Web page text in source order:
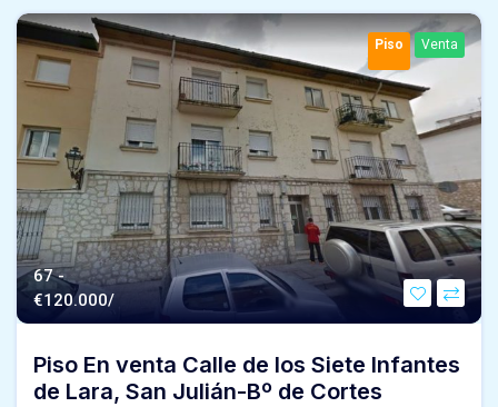
Piso Venta
67 -
€120.000/
Piso En venta Calle de los Siete Infantes
de Lara, San Julián-Bº de Cortes